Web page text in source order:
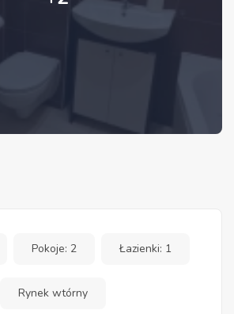
Pokoje: 2 Łazienki: 1
Rynek wtórny